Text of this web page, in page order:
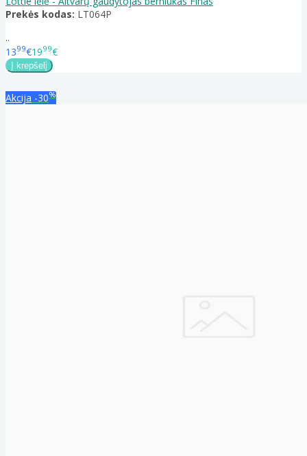
Prekės kodas: LT064P
..
1399€1999€
Akcija -30%